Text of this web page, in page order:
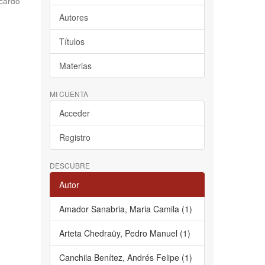
Autores
Títulos
Materias
MI CUENTA
Acceder
Registro
DESCUBRE
Autor
Amador Sanabria, Maria Camila (1)
Arteta Chedraüy, Pedro Manuel (1)
Canchila Benítez, Andrés Felipe (1)